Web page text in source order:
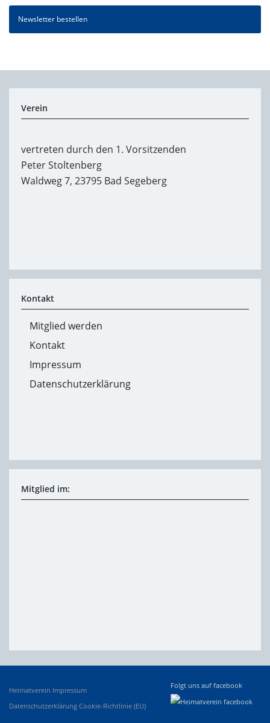
Newsletter bestellen
Verein
vertreten durch den 1. Vorsitzenden
Peter Stoltenberg
Waldweg 7, 23795 Bad Segeberg
Kontakt
Mitglied werden
Kontakt
Impressum
Datenschutzerklärung
Mitglied im:
Heimatverein Impressum
Datenschutzerklärung Cookie-Richtlinie (EU)
Folgt uns auf facebook